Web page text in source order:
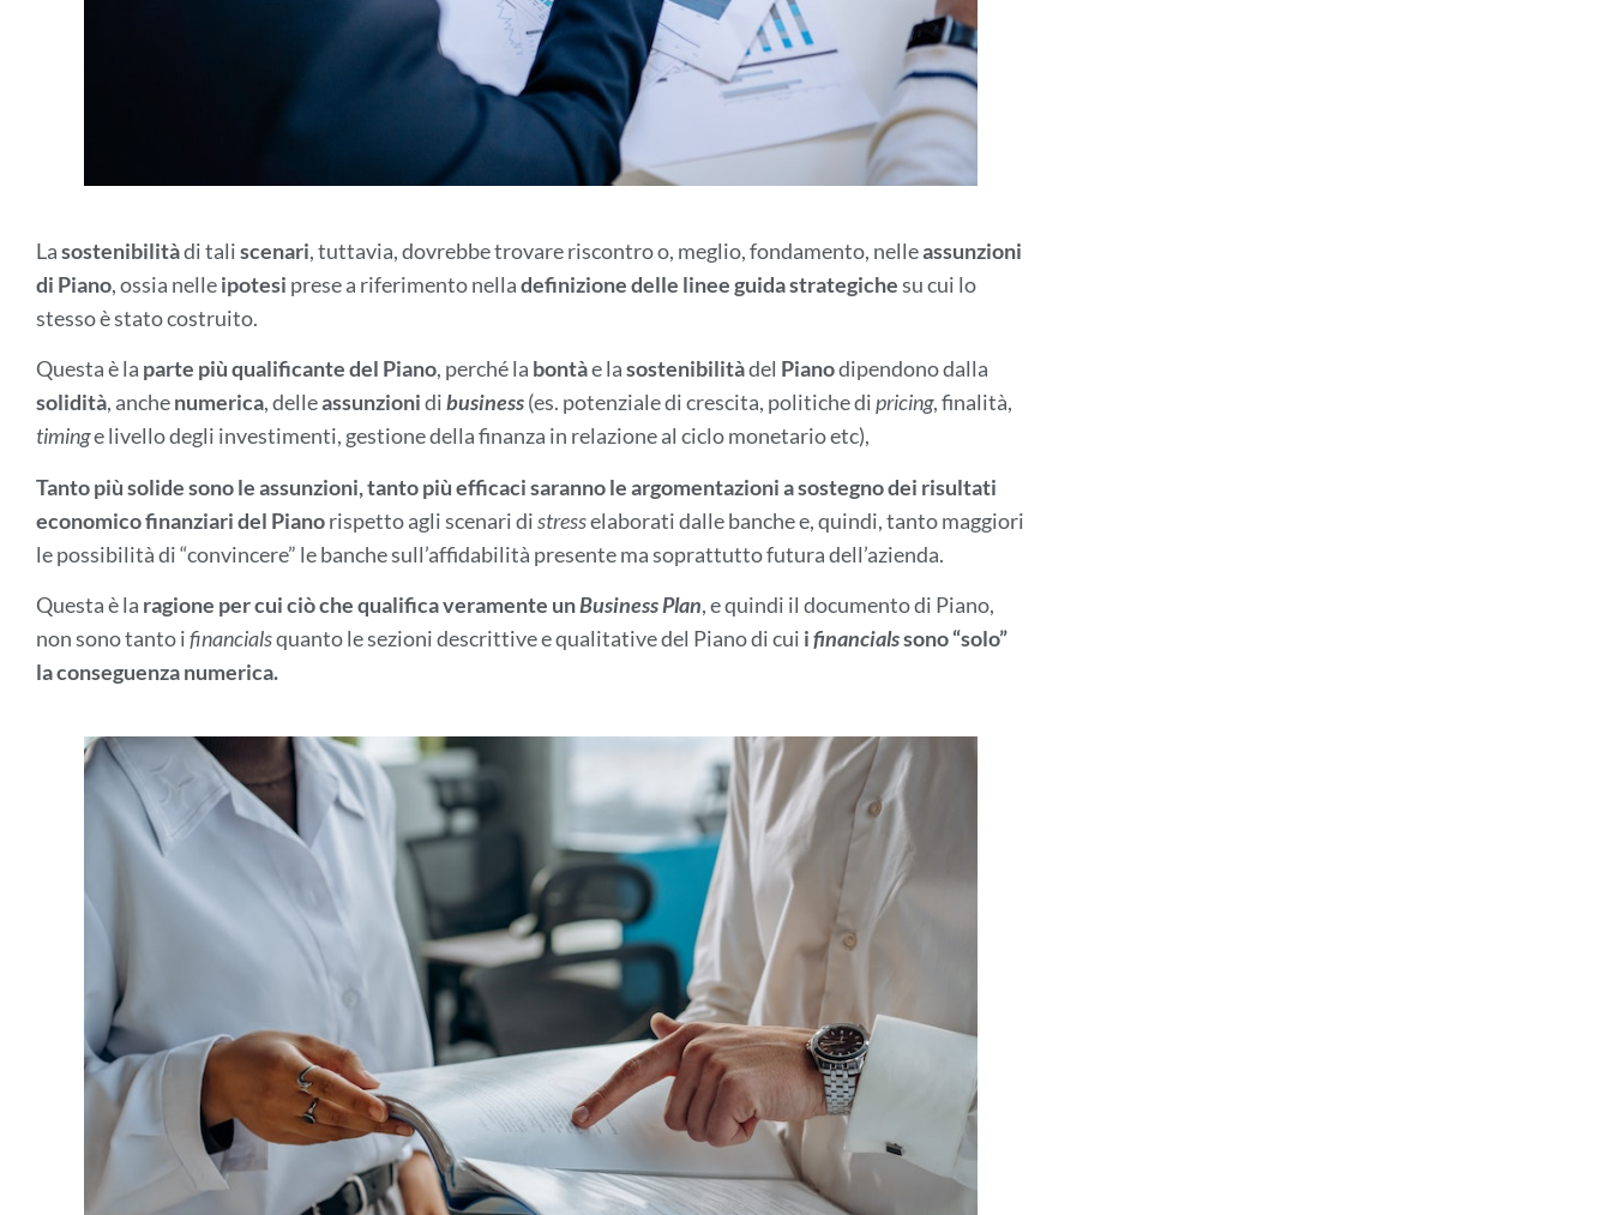
Lasostenibilitàdi taliscenari, tuttavia, dovrebbe trovare riscontro o, meglio, fondamento, nelleassunzioni
di Piano, ossia nelleipotesi prese a riferimento nelladefinizione delle linee guida strategichesu cui lo
stesso è stato costruito.
Questa è la parte più qualificante del Piano, perché la bontàe lasostenibilitàdel Pianodipendono dalla
solidità, anchenumerica, delleassunzionidibusiness(es. potenziale di crescita, politiche dipricing, finalità,
timinge livello degli investimenti, gestione della finanza in relazione al ciclo monetario etc),
Tanto più solide sono le assunzioni, tanto più efficaci saranno le argomentazioni a sostegno dei risultati
economico finanziari del Pianorispetto agli scenari distresselaborati dalle banche e, quindi, tanto maggiori
le possibilità di “convincere” le banche sull’affidabilità presente ma soprattutto futura dell’azienda.
Questa è la ragione per cui ciò che qualifica veramente unBusiness Plan, e quindi il documento di Piano,
non sono tanto ifinancialsquanto le sezioni descrittive e qualitative del Piano di cui ifinancialssono “solo”
la conseguenza numerica.